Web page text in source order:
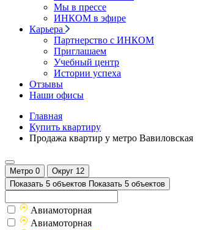
Мы в прессе
ИНКОМ в эфире
Карьера
Партнерство с ИНКОМ
Приглашаем
Учебный центр
Истории успеха
Отзывы
Наши офисы
Главная
Купить квартиру
Продажа квартир у метро Вавиловская
Метро 0 Округ 12
Показать 5 объектов Показать 5 объектов
Авиамоторная
Авиамоторная